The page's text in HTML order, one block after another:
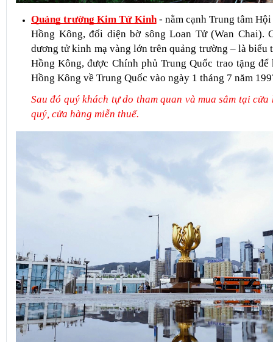
Quảng trường Kim Tử Kinh
- nằm cạnh Trung tâm
Hồng Kông, đối diện bờ sông Loan Tử (Wan Chai).
dương tử kinh mạ vàng lớn trên quảng trường – là biểu
Hồng Kông, được Chính phủ Trung Quốc trao tặng
Hồng Kông về Trung Quốc vào ngày 1 tháng 7 năm
Sau đó quý khách tự do tham quan và mua sắm tại